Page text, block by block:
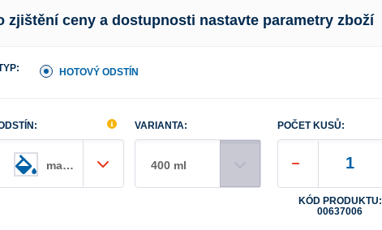
zjištění ceny a dostupnosti nastavte parametry zboží
HOTOVÝ ODSTÍN
matný
VARIANTA:
400 ml
POČET KUSŮ:
KÓD PRODUKTU:
00637006